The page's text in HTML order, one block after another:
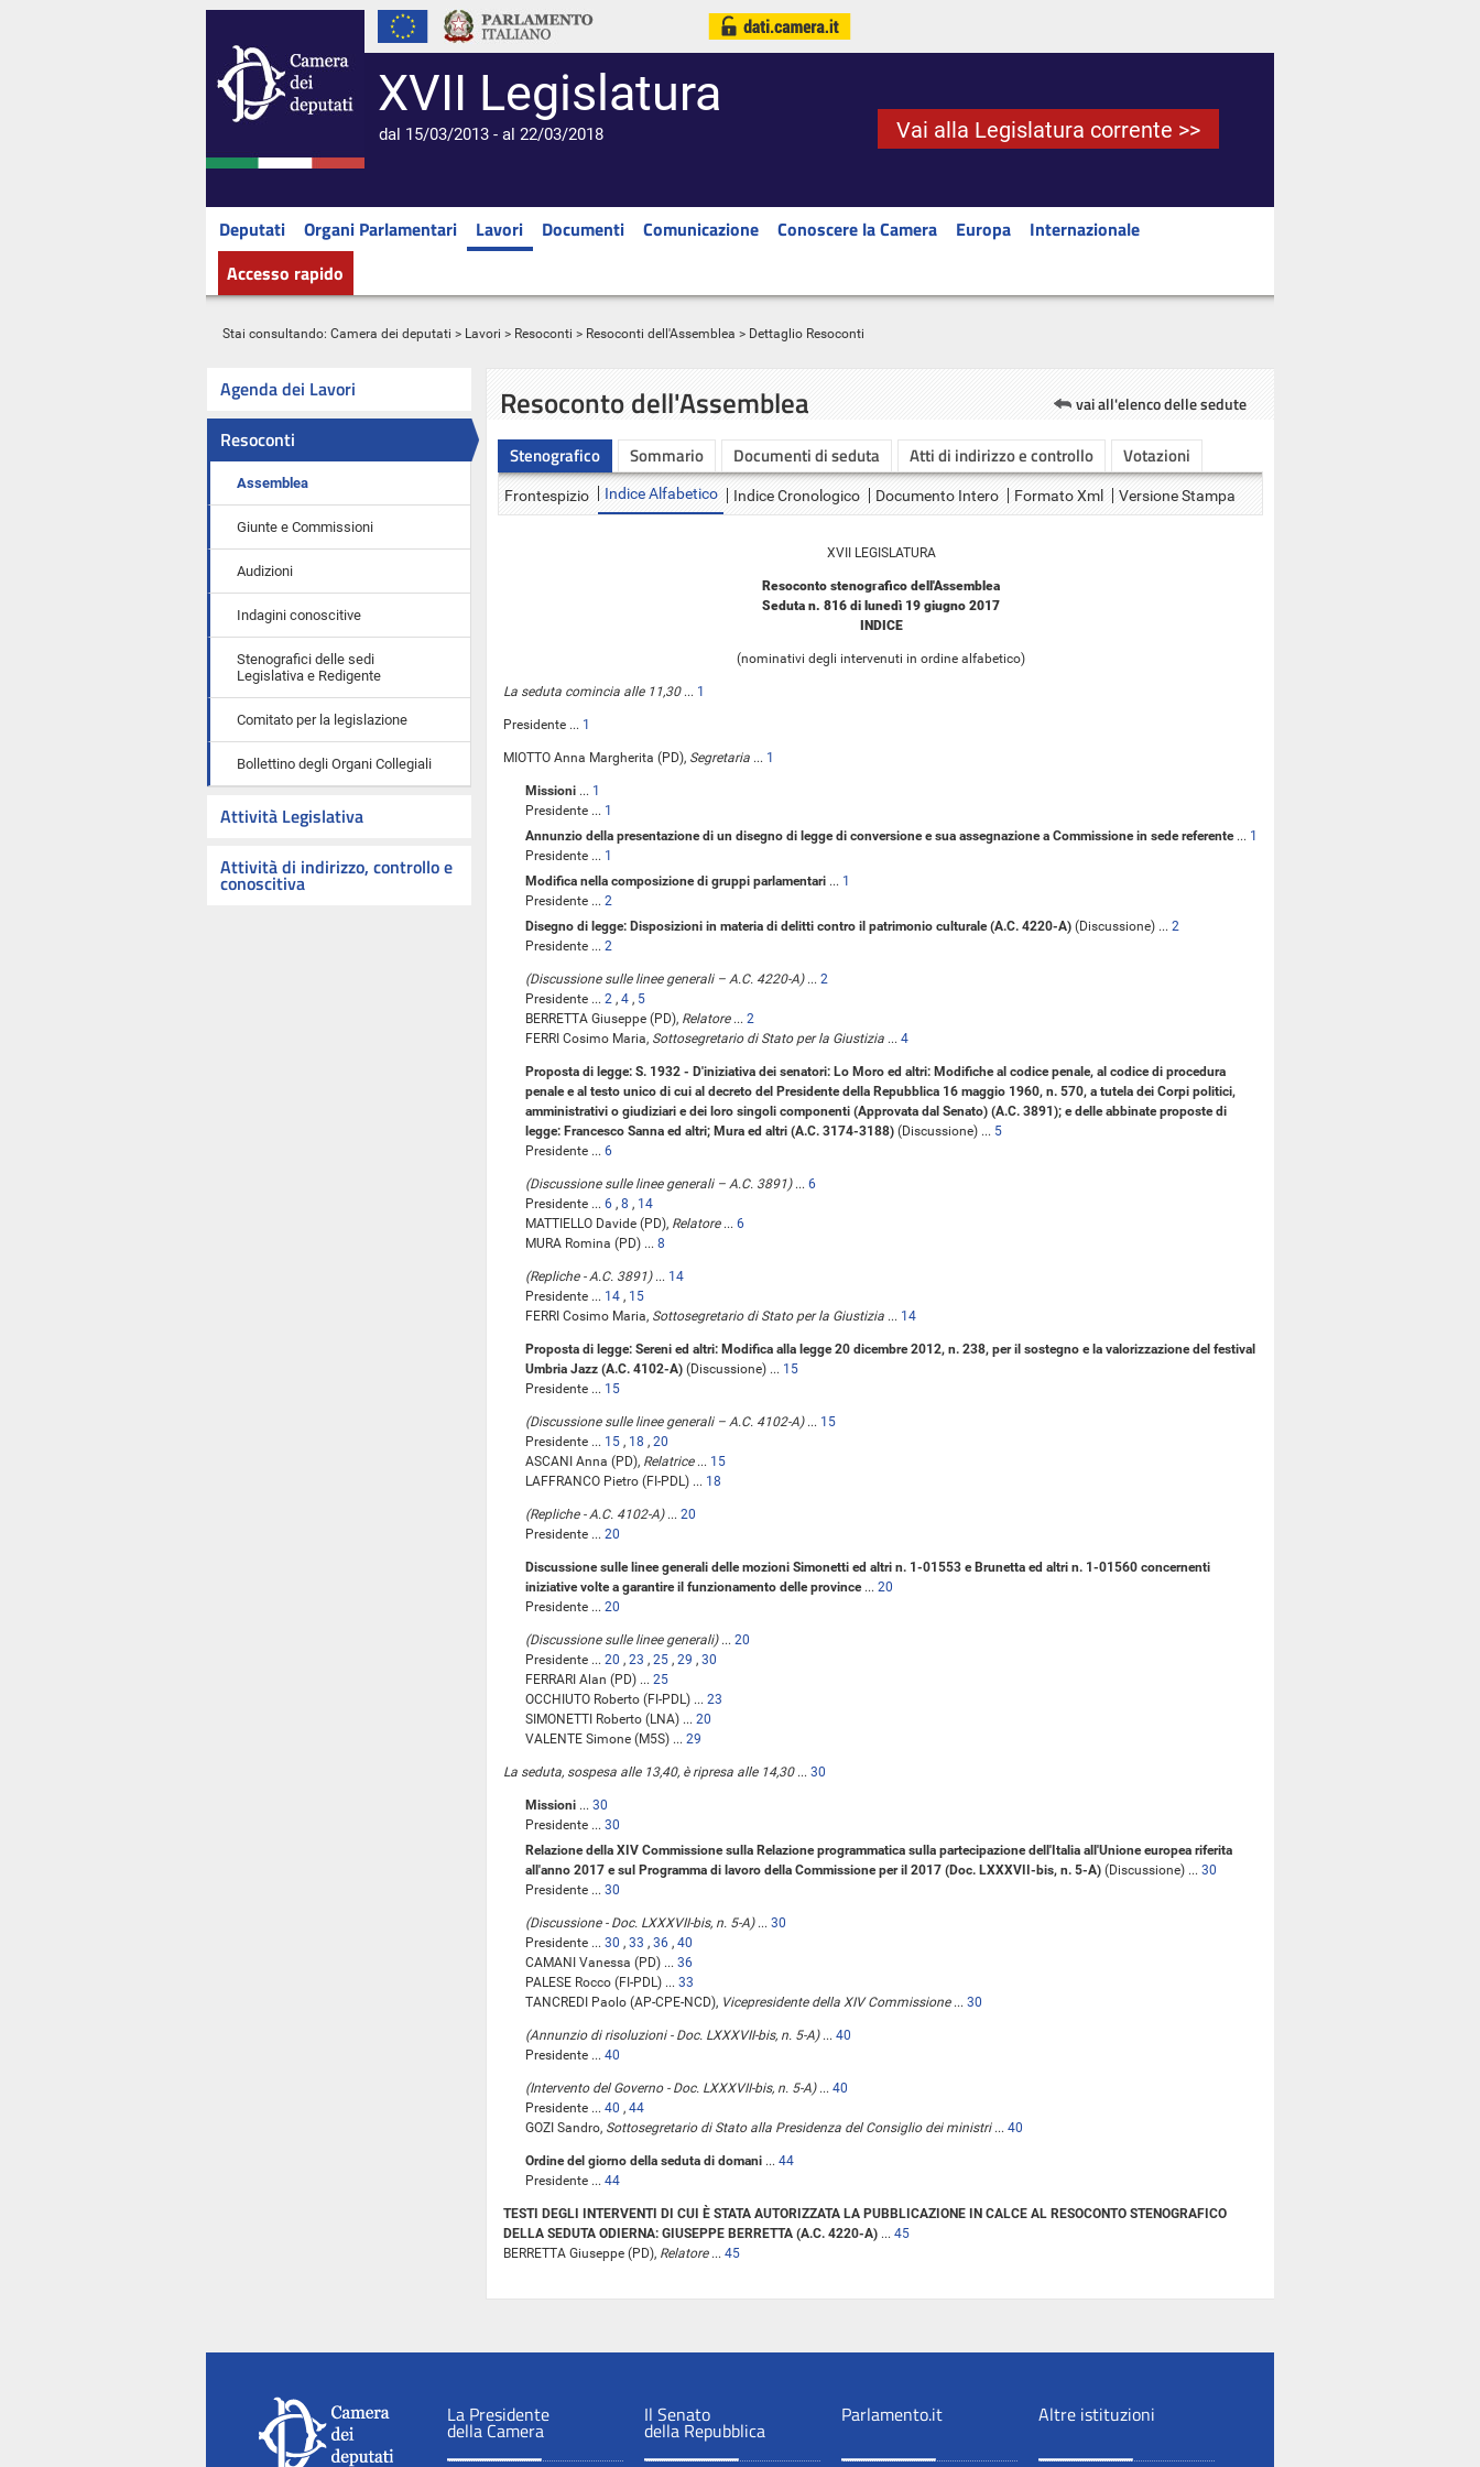
XVII Legislatura
dal 15/03/2013 - al 22/03/2018 Vai alla Legislatura corrente >>
Deputati Organi Parlamentari Lavori Documenti Comunicazione Conoscere la Camera Europa
Internazionale
Accesso rapido
Stai consultando: Camera dei deputati > Lavori > Resoconti > Resoconti dell'Assemblea > Dettaglio Resoconti
Agenda dei Lavori
Resoconti
Assemblea
Giunte e Commissioni
Audizioni
Indagini conoscitive
Stenografici delle sedi
Legislativa e Redigente
Comitato per la legislazione
Bollettino degli Organi Collegiali
Attività Legislativa
Attività di indirizzo, controllo e
conoscitiva
Resoconto dell'Assemblea vai all'elenco delle sedute
Stenografico Sommario Documenti di seduta Atti di indirizzo e controllo Votazioni
Frontespizio Indice Alfabetico Indice Cronologico Documento Intero Formato Xml Versione Stampa
XVII LEGISLATURA
Resoconto stenografico dell'Assemblea
Seduta n. 816 di lunedì 19 giugno 2017
INDICE
(nominativi degli intervenuti in ordine alfabetico)
La seduta comincia alle 11,30... 1
Presidente ... 1
MIOTTO Anna Margherita (PD), Segretaria ... 1
Missioni ... 1
Presidente ... 1
Annunzio della presentazione di un disegno di legge di conversione e sua assegnazione a Commissione in sede referente... 1
Presidente ... 1
Modifica nella composizione di gruppi parlamentari ... 1
Presidente ... 2
Disegno di legge: Disposizioni in materia di delitti contro il patrimonio culturale (A.C. 4220-A) (Discussione) ... 2
Presidente ... 2
(Discussione sulle linee generali – A.C. 4220-A)... 2
Presidente ... 2 , 4 , 5
BERRETTA Giuseppe (PD), Relatore... 2
FERRI Cosimo Maria, Sottosegretario di Stato per la Giustizia ... 4
Proposta di legge: S. 1932 - D'iniziativa dei senatori: Lo Moro ed altri: Modifiche al codice penale, al codice di procedura
penale e al testo unico di cui al decreto del Presidente della Repubblica 16 maggio 1960, n. 570, a tutela dei Corpi politici,
amministrativi o giudiziari e dei loro singoli componenti (Approvata dal Senato) (A.C. 3891); e delle abbinate proposte di
legge: Francesco Sanna ed altri; Mura ed altri (A.C. 3174-3188) (Discussione) ... 5
Presidente ... 6
(Discussione sulle linee generali – A.C. 3891)... 6
Presidente ... 6 , 8 , 14
MATTIELLO Davide (PD), Relatore... 6
MURA Romina (PD) ... 8
(Repliche - A.C. 3891)... 14
Presidente ... 14 , 15
FERRI Cosimo Maria, Sottosegretario di Stato per la Giustizia ... 14
Proposta di legge: Sereni ed altri: Modifica alla legge 20 dicembre 2012, n. 238, per il sostegno e la valorizzazione del festival
Umbria Jazz (A.C. 4102-A) (Discussione) ... 15
Presidente ... 15
(Discussione sulle linee generali – A.C. 4102-A)... 15
Presidente ... 15 , 18 , 20
ASCANI Anna (PD), Relatrice... 15
LAFFRANCO Pietro (FI-PDL) ... 18
(Repliche - A.C. 4102-A)... 20
Presidente ... 20
Discussione sulle linee generali delle mozioni Simonetti ed altri n. 1-01553 e Brunetta ed altri n. 1-01560 concernenti
iniziative volte a garantire il funzionamento delle province... 20
Presidente ... 20
(Discussione sulle linee generali)... 20
Presidente ... 20 , 23 , 25 , 29 , 30
FERRARI Alan (PD) ... 25
OCCHIUTO Roberto (FI-PDL) ... 23
SIMONETTI Roberto (LNA) ... 20
VALENTE Simone (M5S) ... 29
La seduta, sospesa alle 13,40, è ripresa alle 14,30... 30
Missioni ... 30
Presidente ... 30
Relazione della XIV Commissione sulla Relazione programmatica sulla partecipazione dell'Italia all'Unione europea riferita
all'anno 2017 e sul Programma di lavoro della Commissione per il 2017 (Doc. LXXXVII-bis, n. 5-A) (Discussione) ... 30
Presidente ... 30
(Discussione - Doc. LXXXVII-bis, n. 5-A)... 30
Presidente ... 30 , 33 , 36 , 40
CAMANI Vanessa (PD) ... 36
PALESE Rocco (FI-PDL) ... 33
TANCREDI Paolo (AP-CPE-NCD), Vicepresidente della XIV Commissione... 30
(Annunzio di risoluzioni - Doc. LXXXVII-bis, n. 5-A)... 40
Presidente ... 40
(Intervento del Governo - Doc. LXXXVII-bis, n. 5-A)... 40
Presidente ... 40 , 44
GOZI Sandro, Sottosegretario di Stato alla Presidenza del Consiglio dei ministri... 40
Ordine del giorno della seduta di domani ... 44
Presidente ... 44
TESTI DEGLI INTERVENTI DI CUI È STATA AUTORIZZATA LA PUBBLICAZIONE IN CALCE AL RESOCONTO STENOGRAFICO
DELLA SEDUTA ODIERNA: GIUSEPPE BERRETTA (A.C. 4220-A) ... 45
BERRETTA Giuseppe (PD), Relatore... 45
La Presidente
della Camera
Il Senato
della Repubblica
Parlamento.it Altre istituzioni